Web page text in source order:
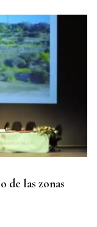
de las zonas